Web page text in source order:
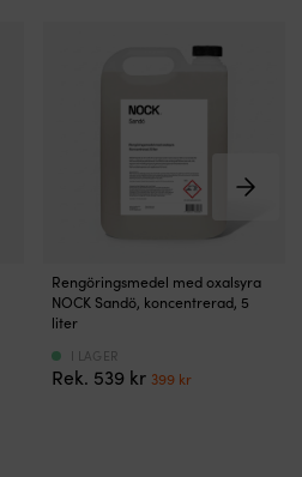
Högeffektivt
rengöringsmedel
med
–
för
Rengöringsmedel med oxalsyra
NOCK Sandö, koncentrerad, 5
liter
539 kr Det
399 krDet
I LAGER